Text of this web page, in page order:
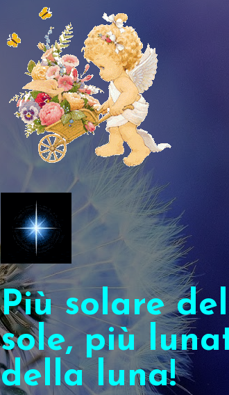
Più solare del
sole, più
della luna!